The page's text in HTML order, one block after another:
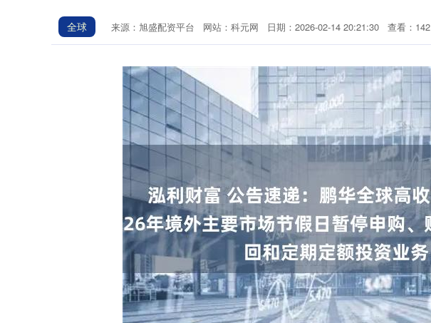
全球 来源：旭盛配资平台 网站：科元网 日期：2026-02-14 20:21:30 查看：142